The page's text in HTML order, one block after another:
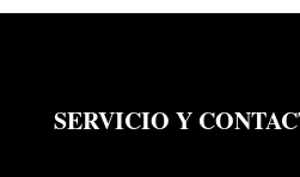
SERVICIO Y